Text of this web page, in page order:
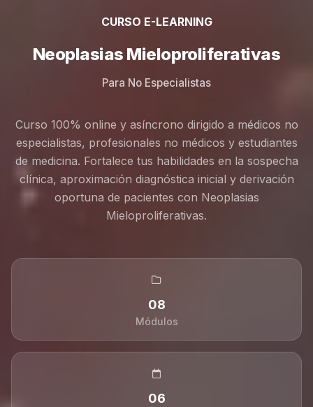
CURSO E-LEARNING
Neoplasias Mieloproliferativas
Para No Especialistas
Curso 100% online y asíncrono dirigido a médicos no
especialistas, profesionales no médicos y estudiantes
de medicina. Fortalece tus habilidades en la sospecha
clínica, aproximación diagnóstica inicial y derivación
oportuna de pacientes con Neoplasias
Mieloproliferativas.
08
Módulos
06